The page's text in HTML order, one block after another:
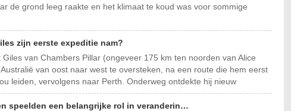
de grond leeg raakte en het klimaat te koud was voor sommige
zijn eerste expeditie nam?
van Chambers Pillar (ongeveer 175 km ten noorden van Alice
van oost naar west te oversteken, na een route die hem eerst
leiden, vervolgens naar Perth. Onderweg ontdekte hij nieuw
speelden een belangrijke rol in veranderin…